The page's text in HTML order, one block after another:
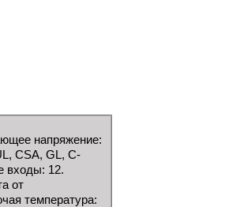
напряжение:
CSA, GL, C-
входы: 12.
от
температура: